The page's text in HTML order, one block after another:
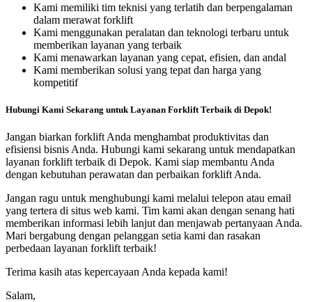
Kami memiliki tim teknisi yang terlatih dan berpengalaman
dalam merawat forklift
Kami menggunakan peralatan dan teknologi terbaru untuk
memberikan layanan yang terbaik
Kami menawarkan layanan yang cepat, efisien, dan andal
Kami memberikan solusi yang tepat dan harga yang
kompetitif
Hubungi Kami Sekarang untuk Layanan Forklift Terbaik di Depok!
Jangan biarkan forklift Anda menghambat produktivitas dan
efisiensi bisnis Anda. Hubungi kami sekarang untuk mendapatkan
layanan forklift terbaik di Depok. Kami siap membantu Anda
dengan kebutuhan perawatan dan perbaikan forklift Anda.
Jangan ragu untuk menghubungi kami melalui telepon atau email
yang tertera di situs web kami. Tim kami akan dengan senang hati
memberikan informasi lebih lanjut dan menjawab pertanyaan Anda.
Mari bergabung dengan pelanggan setia kami dan rasakan
perbedaan layanan forklift terbaik!
Terima kasih atas kepercayaan Anda kepada kami!
Salam,